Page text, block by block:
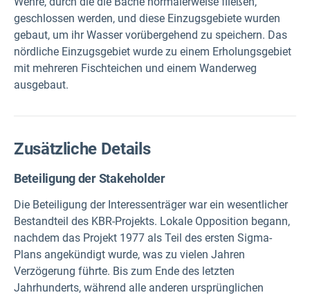
geschlossen werden, und diese Einzugsgebiete wurden
gebaut, um ihr Wasser vorübergehend zu speichern. Das
nördliche Einzugsgebiet wurde zu einem Erholungsgebiet
mit mehreren Fischteichen und einem Wanderweg
ausgebaut.
Zusätzliche Details
Beteiligung der Stakeholder
Die Beteiligung der Interessenträger war ein wesentlicher
Bestandteil des KBR-Projekts. Lokale Opposition begann,
nachdem das Projekt 1977 als Teil des ersten Sigma-
Plans angekündigt wurde, was zu vielen Jahren
Verzögerung führte. Bis zum Ende des letzten
Jahrhunderts, während alle anderen ursprünglichen